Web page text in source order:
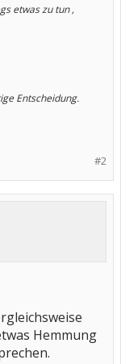
etwas zu tun ,
Entscheidung.
#2
Hemmung